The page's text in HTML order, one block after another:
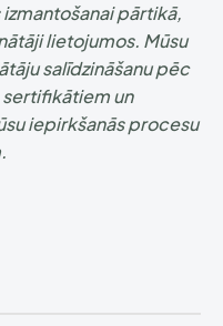
pārtikā,
lietojumos. Mūsu
salīdzināšanu pēc
un
iepirkšanās procesu